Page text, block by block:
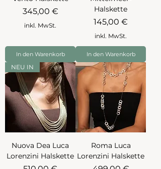
Preis
345,00 €
inkl. MwSt.
In den Warenkorb
Halskette
Preis
145,00 €
inkl. MwSt.
In den Warenkorb
NEU IN
Nuova Dea Luca
Lorenzini Halskette
Roma Luca
Lorenzini Halskette